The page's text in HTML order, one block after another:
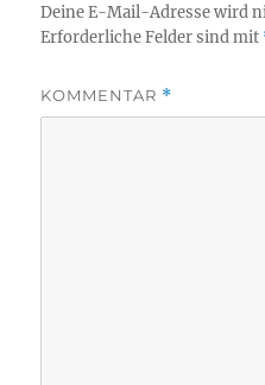
Deine E-Mail-Adresse wird
Erforderliche Felder sind mit
KOMMENTAR *